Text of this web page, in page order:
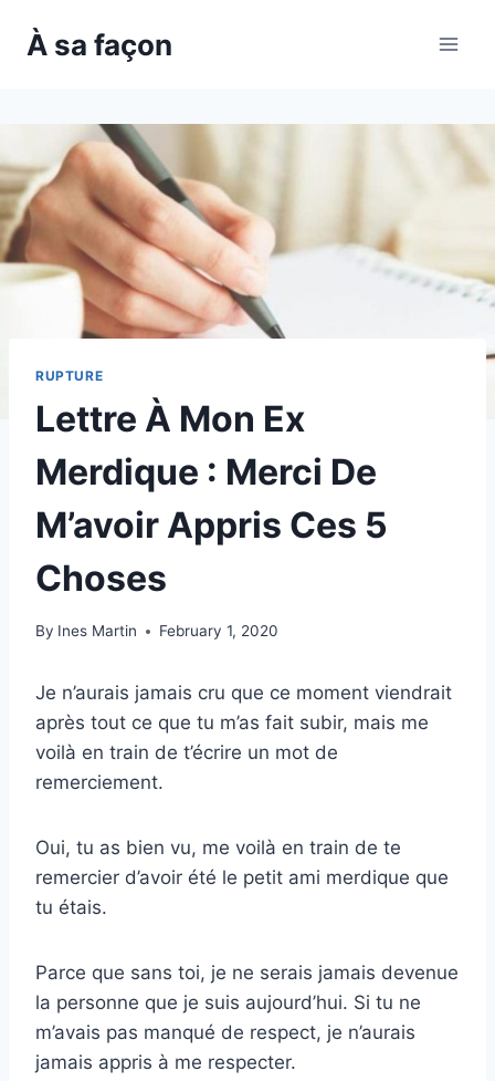
À sa façon
RUPTURE
Lettre À Mon Ex
Merdique : Merci De
M’avoir Appris Ces 5
Choses
By Ines Martin February 1, 2020
Je n’aurais jamais cru que ce moment viendrait
après tout ce que tu m’as fait subir, mais me
voilà en train de t’écrire un mot de
remerciement.
Oui, tu as bien vu, me voilà en train de te
remercier d’avoir été le petit ami merdique que
tu étais.
Parce que sans toi, je ne serais jamais devenue
la personne que je suis aujourd’hui. Si tu ne
m’avais pas manqué de respect, je n’aurais
jamais appris à me respecter.